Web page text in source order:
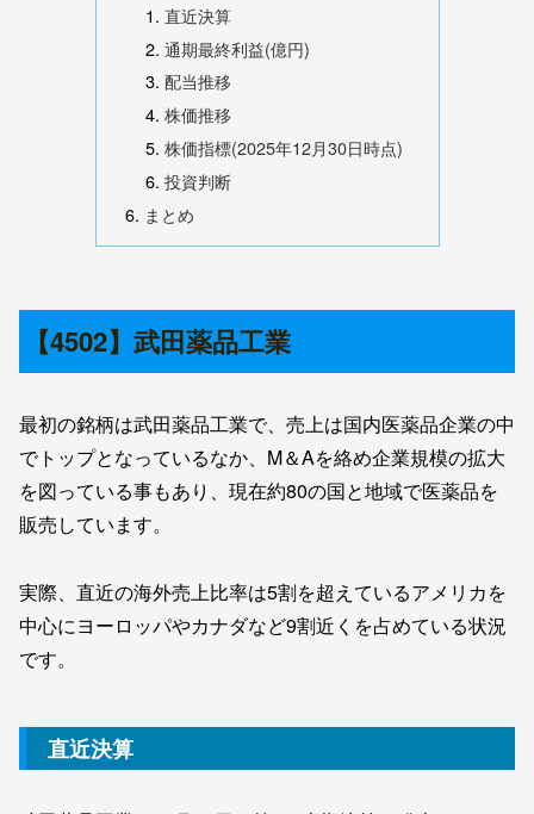
直近決算
通期最終利益(億円)
配当推移
株価推移
株価指標(2025年12月30日時点)
投資判断
まとめ
【4502】武田薬品工業
最初の銘柄は武田薬品工業で、売上は国内医薬品企業の中
でトップとなっているなか、M＆Aを絡め企業規模の拡大
を図っている事もあり、現在約80の国と地域で医薬品を
販売しています。
実際、直近の海外売上比率は5割を超えているアメリカを
中心にヨーロッパやカナダなど9割近くを占めている状況
です。
直近決算